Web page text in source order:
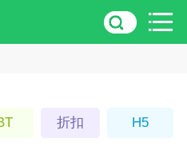
折扣 H5